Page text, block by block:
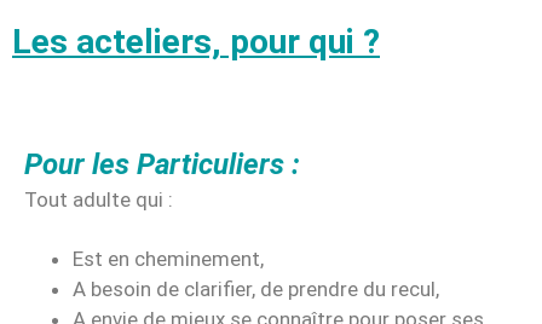
Les acteliers, pour qui ?
Pour les Particuliers :
Tout adulte qui :
Est en cheminement,
A besoin de clarifier, de prendre du recul,